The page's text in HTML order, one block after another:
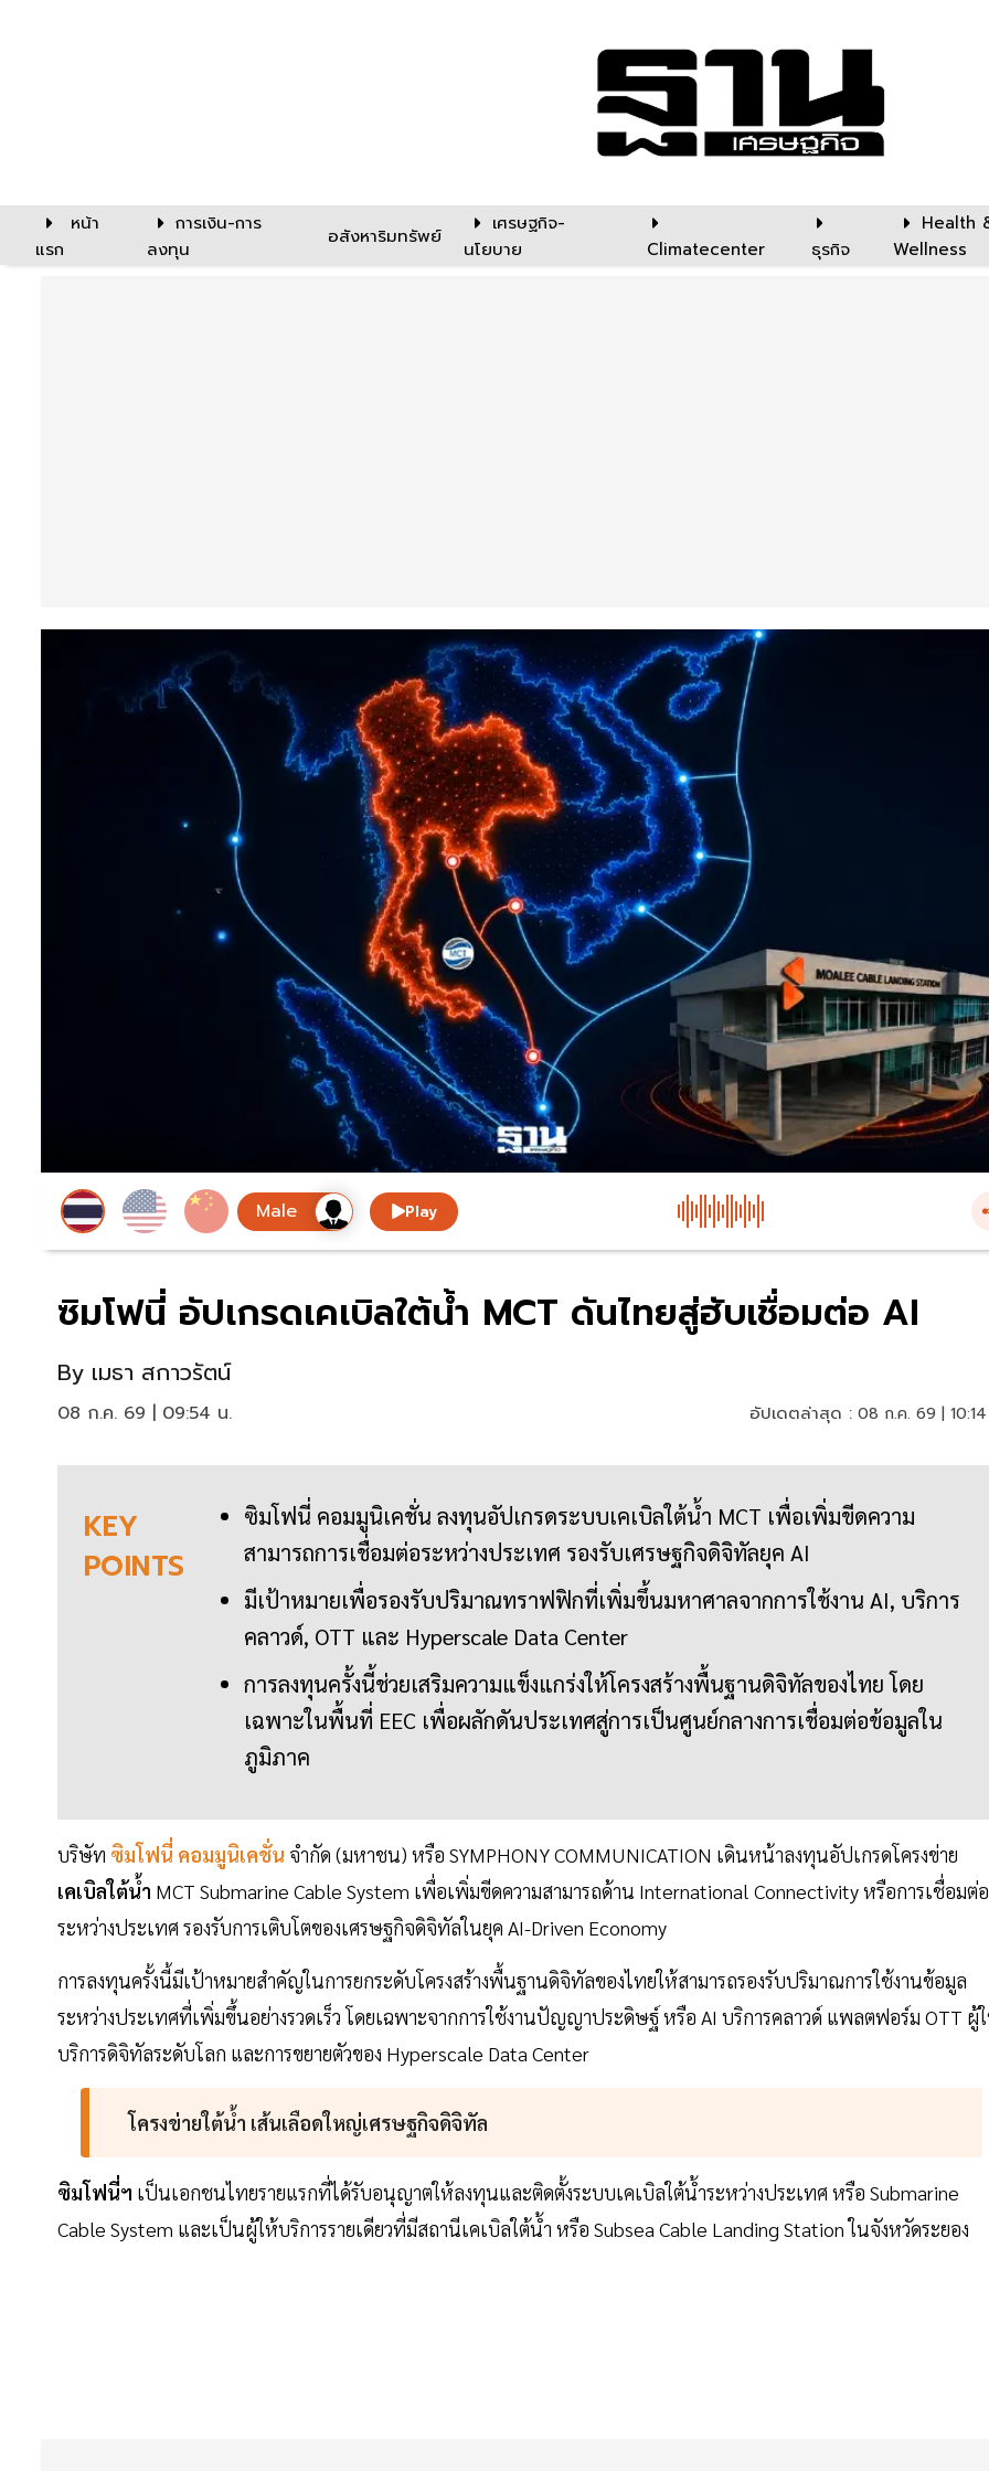
หน้า
แรก
การเงิน-การ
ลงทุน
อสังหาริมทรัพย์
เศรษฐกิจ-
นโยบาย
Climatecenter ธุรกิจ
Health
Wellness
Play
ซิมโฟนี่ อัปเกรดเคเบิลใต้น้ำ MCT ดันไทยสู่ฮับเชื่อมต่อ AI
By เมธา สกาวรัตน์
08 ก.ค. 69 | 09:54 น. อัปเดตล่าสุด : 08 ก.ค. 69 |
KEY
POINTS
ซิมโฟนี่ คอมมูนิเคชั่น ลงทุนอัปเกรดระบบเคเบิลใต้น้ำ MCT เพื่อเพิ่มขีดความ
สามารถการเชื่อมต่อระหว่างประเทศ รองรับเศรษฐกิจดิจิทัลยุค AI
มีเป้าหมายเพื่อรองรับปริมาณทราฟฟิกที่เพิ่มขึ้นมหาศาลจากการใช้งาน AI, บริการ
คลาวด์, OTT และ Hyperscale Data Center
การลงทุนครั้งนี้ช่วยเสริมความแข็งแกร่งให้โครงสร้างพื้นฐานดิจิทัลของไทย โดย
เฉพาะในพื้นที่ EEC เพื่อผลักดันประเทศสู่การเป็นศูนย์กลางการเชื่อมต่อข้อมูลใน
ภูมิภาค
บริษัท ซิมโฟนี่ คอมมูนิเคชั่น จำกัด (มหาชน) หรือ SYMPHONY COMMUNICATION เดินหน้าลงทุนอัปเกรดโครงข่าย
เคเบิลใต้น้ำ MCT Submarine Cable System เพื่อเพิ่มขีดความสามารถด้าน International Connectivity หรือการเชื่อมต่อ
ระหว่างประเทศ รองรับการเติบโตของเศรษฐกิจดิจิทัลในยุค AI-Driven Economy
การลงทุนครั้งนี้มีเป้าหมายสำคัญในการยกระดับโครงสร้างพื้นฐานดิจิทัลของไทยให้สามารถรองรับปริมาณการใช้งานข้อมูล
ระหว่างประเทศที่เพิ่มขึ้นอย่างรวดเร็ว โดยเฉพาะจากการใช้งานปัญญาประดิษฐ์ หรือ AI บริการคลาวด์ แพลตฟอร์ม OTT ผู้
บริการดิจิทัลระดับโลก และการขยายตัวของ Hyperscale Data Center
โครงข่ายใต้น้ำ เส้นเลือดใหญ่เศรษฐกิจดิจิทัล
ซิมโฟนี่ฯ เป็นเอกชนไทยรายแรกที่ได้รับอนุญาตให้ลงทุนและติดตั้งระบบเคเบิลใต้น้ำระหว่างประเทศ หรือ Submarine
Cable System และเป็นผู้ให้บริการรายเดียวที่มีสถานีเคเบิลใต้น้ำ หรือ Subsea Cable Landing Station ในจังหวัดระยอง